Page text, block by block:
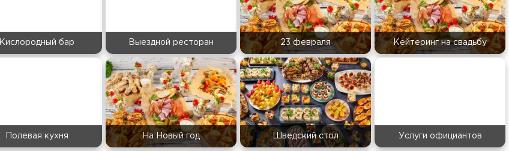
Кислородный бар Выездной ресторан 23 февраля Кейтеринг на свадьбу
Полевая кухня На Новый год Шведский стол Услуги официантов